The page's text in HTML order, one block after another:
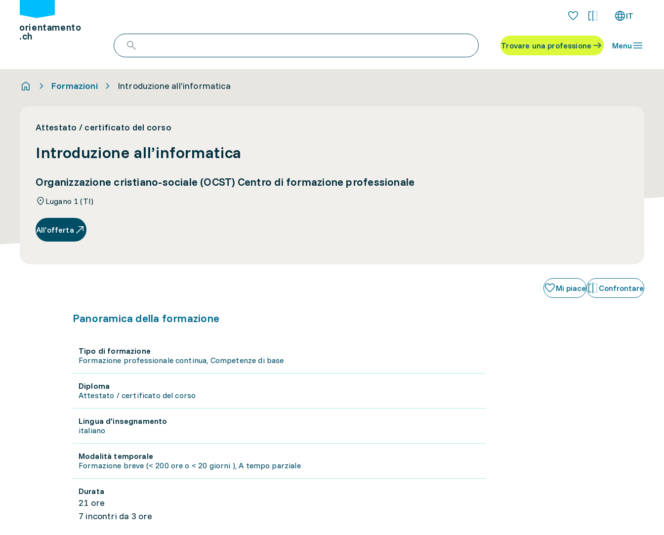
orientamento
.ch
IT
Trovare una professione Menu
Formazioni Introduzione all’informatica
Attestato / certificato del corso
Introduzione all’informatica
Organizzazione cristiano-sociale (OCST) Centro di formazione professionale
Lugano 1 (TI)
All’offerta
Mi piace Confrontare
Panoramica della formazione
Tipo di formazione
Formazione professionale continua, Competenze di base
Diploma
Attestato / certificato del corso
Lingua d'insegnamento
italiano
Modalità temporale
Formazione breve (< 200 ore o < 20 giorni ), A tempo parziale
Durata
21 ore
7 incontri da 3 ore